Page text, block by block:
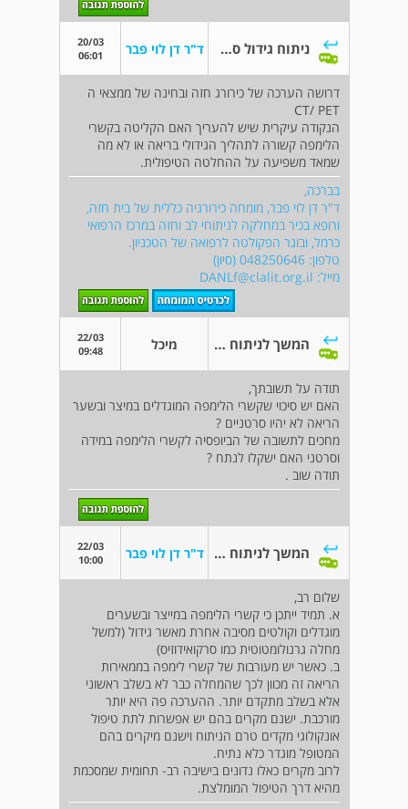
ניתוח גידול סרטני בריאות ד"ר דן לוי פבר
20/03
06:01
דרושה הערכה של כירורג חזה ובחינה של ממצאי ה
CT/ PET
הנקודה עיקרית שיש להעריך האם הקליטה בקשרי
הלימפה קשורה לתהליך הגידולי בריאה או לא מה
שמאד משפיעה על ההחלטה הטיפולית.
בברכה,
ד"ר דן לוי פבר, מומחה כירורגיה כללית של בית חזה,
ורופא בכיר במחלקה לניתוחי לב וחזה במרכז הרפואי
כרמל, ובוגר הפקולטה לרפואה של הטכניון.
טלפון: 048250646 (סיון)
מייל: DANLf@clalit.org.il
המשך לניתוח לגידול בריאות-לד"ר דן לוי מיכל
22/03
09:48
תודה על תשובתך,
האם יש סיכוי שקשרי הלימפה המוגדלים במיצר ובשער
הריאה לא יהיו סרטניים ?
מחכים לתשובה של הביופסיה לקשרי הלימפה במידה
וסרטני האם ישקלו לנתח ?
תודה שוב .
המשך לניתוח לגידול בריאות-לד"ר דן לוי ד"ר דן לוי פבר
22/03
10:00
שלום רב,
א. תמיד ייתכן כי קשרי הלימפה במייצר ובשערים
מוגדלים וקולטים מסיבה אחרת מאשר גידול (למשל
מחלה גרנולומטוטית כמו סרקואידוזיס)
ב. כאשר יש מעורבות של קשרי לימפה בממאירות
הריאה זה מכוון לכך שהמחלה כבר לא בשלב ראשוני
אלא בשלב מתקדם יותר. ההערכה פה היא יותר
מורכבת. ישנם מקרים בהם יש אפשרות לתת טיפול
אונקולוגי מקדים טרם הניתוח וישנם מיקרים בהם
המטופל מוגדר כלא נתיח.
לרוב מקרים כאלו נדונים בישיבה רב- תחומית שמסכמת
מהיא דרך הטיפול המומלצת.